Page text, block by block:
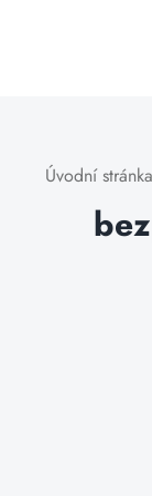
Úvodní stránka